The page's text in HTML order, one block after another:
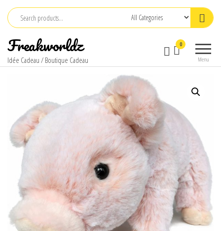
Skip
content
Freakworldz
Idée Cadeau / Boutique Cadeau Menu
0